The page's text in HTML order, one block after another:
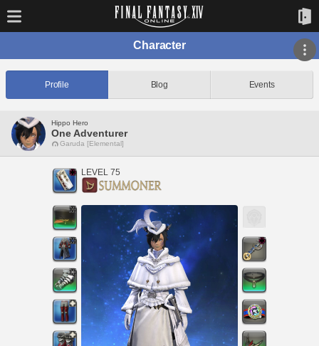
Character
Profile Blog Events
Hippo Hero
One Adventurer
Garuda [Elemental]
LEVEL 75